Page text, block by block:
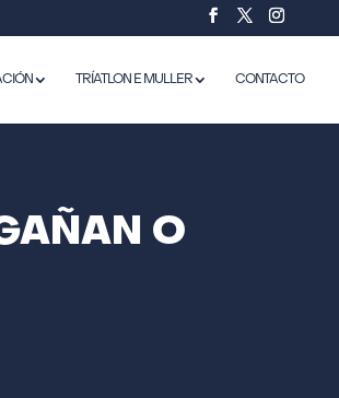
TRÍATLON E MULLER CONTACTO
O